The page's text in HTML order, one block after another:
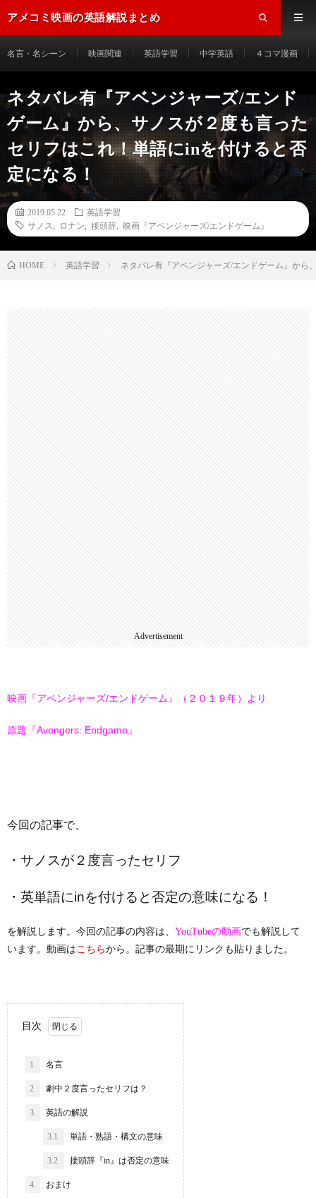
アメコミ映画の英語解説まとめ
名言・名シーン 映画関連 英語学習 中学英語 ４コマ漫画
ネタバレ有『アベンジャーズ/エンド
ゲーム』から、サノスが２度も言った
セリフはこれ！単語にinを付けると否
定になる！
2019.05.22
英語学習
サノス
ロナン 接頭辞 映画『アベンジャーズ/エンドゲーム』
HOME 英語学習 ネタバレ有『アベンジャーズ/エンドゲーム』から
Advertisement
映画『アベンジャーズ/エンドゲーム』（２０１９年）より
原題『Avengers: Endgame』
今回の記事で、
・サノスが２度言ったセリフ
・英単語にinを付けると否定の意味になる！
を解説します。今回の記事の内容は、 YouTubeの動画でも解説して
います。動画はこちらから。記事の最期にリンクも貼りました。
目次
1. 名言
2. 劇中２度言ったセリフは？
3. 英語の解説
3.1. 単語・熟語・構文の意味
3.2. 接頭辞『in』は否定の意味
4. おまけ